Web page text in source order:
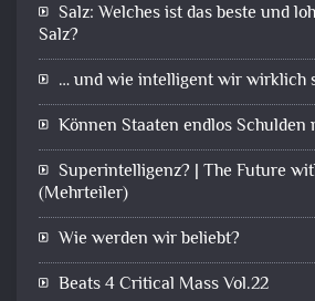
Salz: Welches ist das beste und
Salz?
… und wie intelligent wir wirklich
Können Staaten endlos Schulden
Superintelligenz? | The Future
(Mehrteiler)
Wie werden wir beliebt?
Beats 4 Critical Mass Vol.22